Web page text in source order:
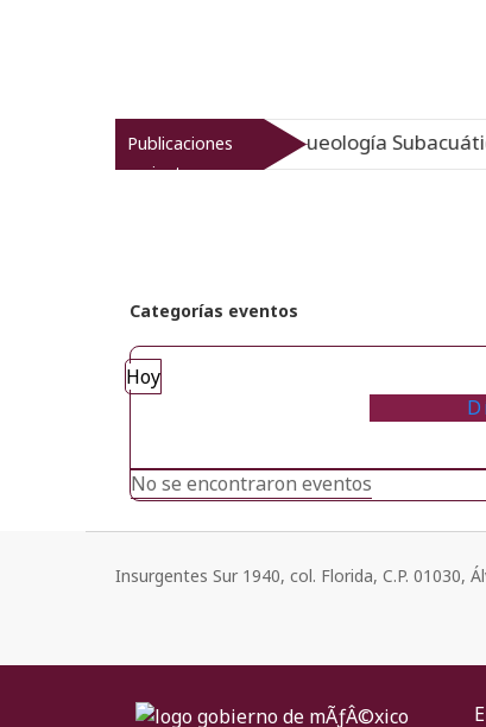
Publicaciones
recientes
sumergido: Museo de Arqueología Subacuática
Categorías eventos
Hoy
No se encontraron eventos
Insurgentes Sur 1940, col. Florida, C.P. 01030,